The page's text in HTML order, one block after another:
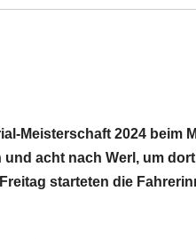
Meisterschaft 2024 beim
acht nach Werl, um
starteten die